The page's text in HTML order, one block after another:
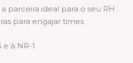
parceira ideal para o seu RH
para engajar times
e à NR-1